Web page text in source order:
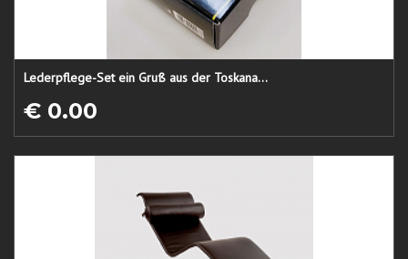
Lederpflege-Set ein Gruß aus der Toskana...
€ 0.00